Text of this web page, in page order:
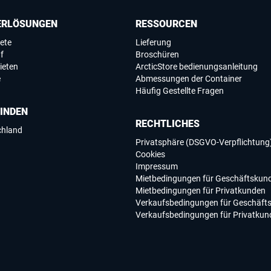
RESSOURCEN
Lieferung
Broschüren
ArcticStore bedienungsanleitung
Abmessungen der Container
Häufig Gestellte Fragen
RECHTLICHES
Privatsphäre (DSGVO-
Cookies
Impressum
Mietbedingungen für
Mietbedingungen für Privatkunden
Verkaufsbedingungen für
Verkaufsbedingungen für